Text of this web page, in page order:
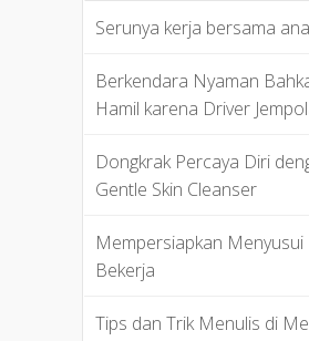
Serunya kerja bersama
Berkendara Nyaman
Hamil karena Driver
Dongkrak Percaya Diri
Gentle Skin Cleanser
Mempersiapkan Menyusui
Bekerja
Tips dan Trik Menulis di